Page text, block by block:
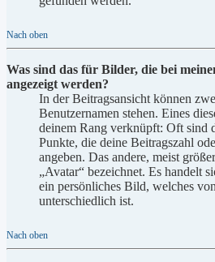
Nach oben
Was sind das für Bilder, die bei
angezeigt werden?
In der Beitragsansicht können
Benutzernamen stehen. Eines
deinem Rang verknüpft: Oft sind
Punkte, die deine Beitragszahl
angeben. Das andere, meist
„Avatar“ bezeichnet. Es handelt
ein persönliches Bild, welches
unterschiedlich ist.
Nach oben